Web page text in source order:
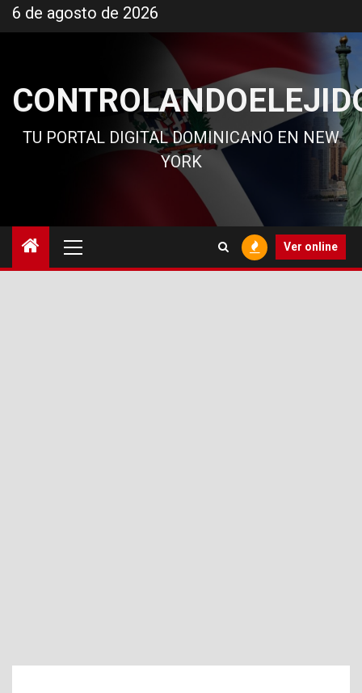
al
6 de agosto de 2026
TU PORTAL DIGITAL DOMINICANO EN NEW
YORK
principal
Ver online